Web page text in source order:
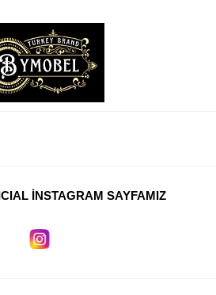
İNSTAGRAM SAYFAMIZ